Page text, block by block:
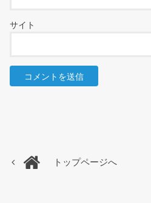
サイト
トップページへ